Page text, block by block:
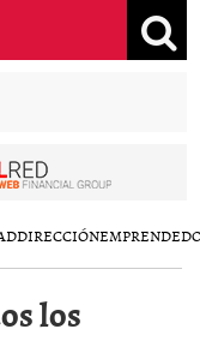
DIRECCIÓN
los